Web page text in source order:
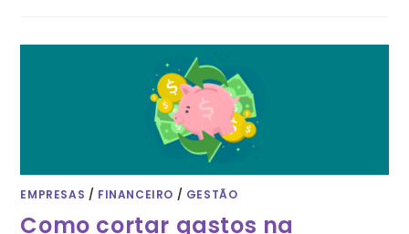
EMPRESAS / FINANCEIRO / GESTÃO
Como cortar gastos na